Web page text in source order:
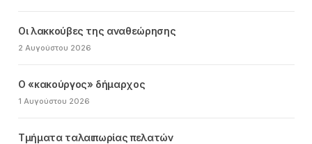
Οι λακκούβες της αναθεώρησης
2 Αυγούστου 2026
Ο «κακούργος» δήμαρχος
1 Αυγούστου 2026
Τμήματα ταλαιπωρίας πελατών